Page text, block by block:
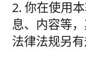
2. 你在使用
息、内容等
法律法规另有